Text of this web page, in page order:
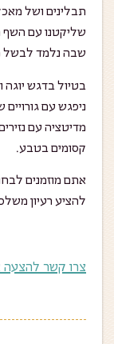
תבלינים ושל
שליקטנו עם השף
שבה נלמד לבשל
בטיול בדגש יוגה
ניפגש עם
מדיטציה עם
קסומים בטבע.
אתם מוזמנים
להציע רעיון
צרו קשר להצעה